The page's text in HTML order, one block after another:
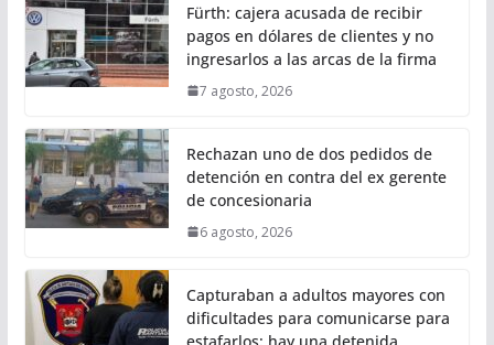
Fürth: cajera acusada de recibir
pagos en dólares de clientes y no
ingresarlos a las arcas de la firma
7 agosto, 2026
Rechazan uno de dos pedidos de
detención en contra del ex gerente
de concesionaria
6 agosto, 2026
Capturaban a adultos mayores con
dificultades para comunicarse para